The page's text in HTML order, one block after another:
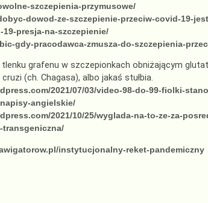
szczepienia-przymusowe/
dowod-ze-szczepienie-przeciw-covid-19-
presja-na-szczepienie/
gdy-pracodawca-zmusza-do-szczepienia-
grafenu w szczepionkach obniżającym
(ch. Chagasa), albo jakaś stułbia.
2021/07/03/video-98-do-99-fiolki-
angielskie/
2021/10/25/wyglada-na-to-ze-za-
transgeniczna/
instytucjonalny-reket-pandemiczny